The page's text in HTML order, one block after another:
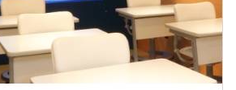
補助します。
例｜Oracleゴールドマスター：20
。
定労働8時間）
食時間は業務の都合により各々の
）
時間／月
の仕組みや体制、教育方針などをお
、OJT形式にて頼れる先輩社員がし